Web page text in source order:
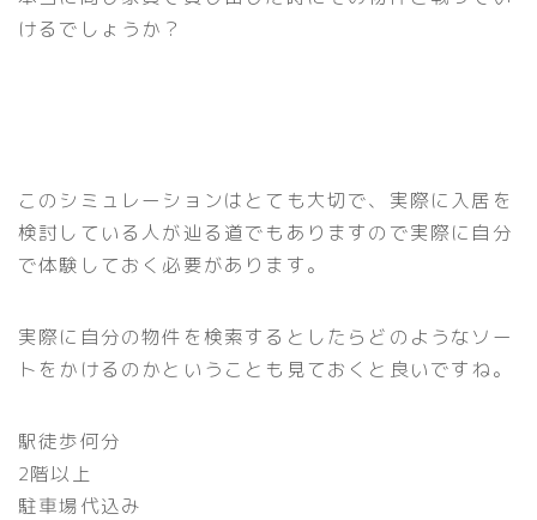
けるでしょうか？
このシミュレーションはとても大切で、実際に入居を
検討している人が辿る道でもありますので実際に自分
で体験しておく必要があります。
実際に自分の物件を検索するとしたらどのようなソー
トをかけるのかということも見ておくと良いですね。
駅徒歩何分
2階以上
駐車場代込み